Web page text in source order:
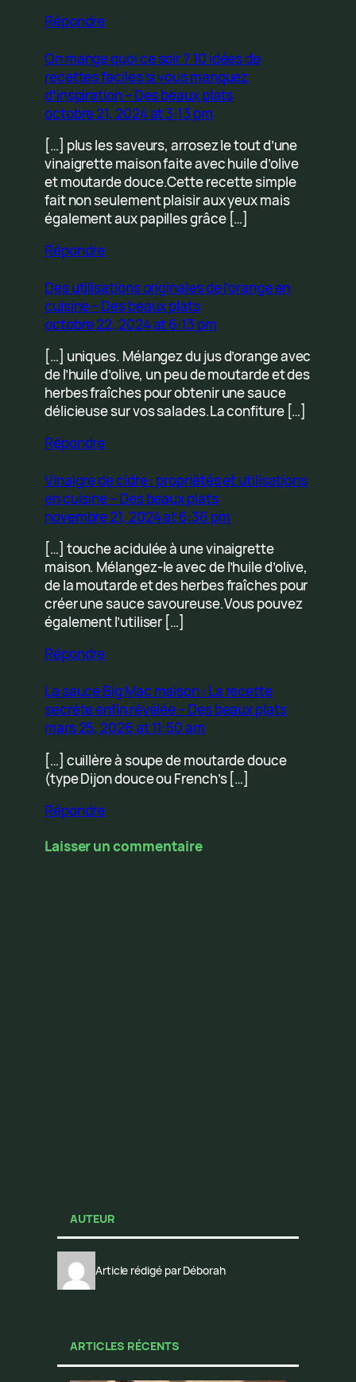
Répondre
On mange quoi ce soir ? 10 idées de
recettes faciles si vous manquez
d’inspiration – Des beaux plats
octobre 21, 2024 at 3:13 pm
[…] plus les saveurs, arrosez le tout d’une
vinaigrette maison faite avec huile d’olive
et moutarde douce.Cette recette simple
fait non seulement plaisir aux yeux mais
également aux papilles grâce […]
Répondre
Des utilisations originales de l’orange en
cuisine – Des beaux plats
octobre 22, 2024 at 6:13 pm
[…] uniques. Mélangez du jus d’orange avec
de l’huile d’olive, un peu de moutarde et des
herbes fraîches pour obtenir une sauce
délicieuse sur vos salades.La confiture […]
Répondre
Vinaigre de cidre : propriétés et utilisations
en cuisine – Des beaux plats
novembre 21, 2024 at 6:36 pm
[…] touche acidulée à une vinaigrette
maison. Mélangez-le avec de l’huile d’olive,
de la moutarde et des herbes fraîches pour
créer une sauce savoureuse.Vous pouvez
également l’utiliser […]
Répondre
La sauce Big Mac maison : La recette
secrète enfin révélée – Des beaux plats
mars 25, 2026 at 11:50 am
[…] cuillère à soupe de moutarde douce
(type Dijon douce ou French’s […]
Répondre
Laisser un commentaire
AUTEUR
Article rédigé par Déborah
ARTICLES RÉCENTS